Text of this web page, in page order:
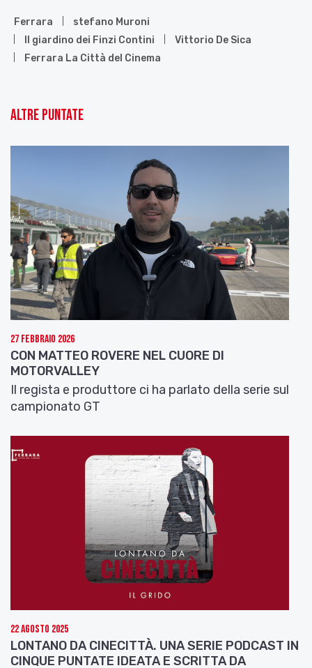
Ferrara
stefano Muroni
Il giardino dei Finzi Contini
Vittorio De Sica
Ferrara La Città del Cinema
Altre puntate
27 Febbraio 2026
CON MATTEO ROVERE NEL CUORE DI
MOTORVALLEY
Il regista e produttore ci ha parlato della serie sul
campionato GT
22 Agosto 2025
LONTANO DA CINECITTÀ. UNA SERIE PODCAST IN
CINQUE PUNTATE IDEATA E SCRITTA DA